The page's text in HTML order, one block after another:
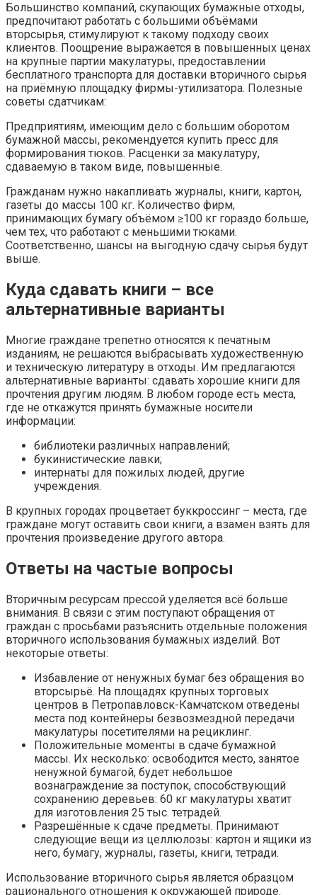
Большинство компаний, скупающих бумажные отходы,
предпочитают работать с большими объёмами
вторсырья, стимулируют к такому подходу своих
клиентов. Поощрение выражается в повышенных ценах
на крупные партии макулатуры, предоставлении
бесплатного транспорта для доставки вторичного сырья
на приёмную площадку фирмы-утилизатора. Полезные
советы сдатчикам:
Предприятиям, имеющим дело с большим оборотом
бумажной массы, рекомендуется купить пресс для
формирования тюков. Расценки за макулатуру,
сдаваемую в таком виде, повышенные.
Гражданам нужно накапливать журналы, книги, картон,
газеты до массы 100 кг. Количество фирм,
принимающих бумагу объёмом ≥100 кг гораздо больше,
чем тех, что работают с меньшими тюками.
Соответственно, шансы на выгодную сдачу сырья будут
выше.
Куда сдавать книги – все
альтернативные варианты
Многие граждане трепетно относятся к печатным
изданиям, не решаются выбрасывать художественную
и техническую литературу в отходы. Им предлагаются
альтернативные варианты: сдавать хорошие книги для
прочтения другим людям. В любом городе есть места,
где не откажутся принять бумажные носители
информации:
библиотеки различных направлений;
букинистические лавки;
интернаты для пожилых людей, другие
учреждения.
В крупных городах процветает буккроссинг – места, где
граждане могут оставить свои книги, а взамен взять для
прочтения произведение другого автора.
Ответы на частые вопросы
Вторичным ресурсам прессой уделяется всё больше
внимания. В связи с этим поступают обращения от
граждан с просьбами разъяснить отдельные положения
вторичного использования бумажных изделий. Вот
некоторые ответы:
Избавление от ненужных бумаг без обращения во
вторсырьё. На площадях крупных торговых
центров в Петропавловск-Камчатском отведены
места под контейнеры безвозмездной передачи
макулатуры посетителями на рециклинг.
Положительные моменты в сдаче бумажной
массы. Их несколько: освободится место, занятое
ненужной бумагой, будет небольшое
вознаграждение за поступок, способствующий
сохранению деревьев: 60 кг макулатуры хватит
для изготовления 25 тыс. тетрадей.
Разрешённые к сдаче предметы. Принимают
следующие вещи из целлюлозы: картон и ящики из
него, бумагу, журналы, газеты, книги, тетради.
Использование вторичного сырья является образцом
рационального отношения к окружающей природе.